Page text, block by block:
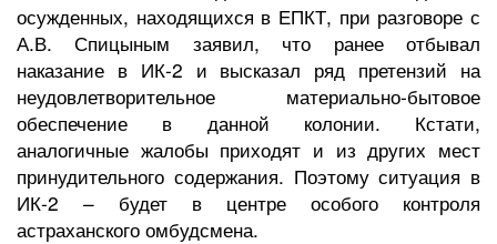
осужденных, находящихся в ЕПКТ, при разговоре с
А.В. Спицыным заявил, что ранее отбывал
наказание в ИК-2 и высказал ряд претензий на
неудовлетворительное материально-бытовое
обеспечение в данной колонии. Кстати,
аналогичные жалобы приходят и из других мест
принудительного содержания. Поэтому ситуация в
ИК-2 – будет в центре особого контроля
астраханского омбудсмена.